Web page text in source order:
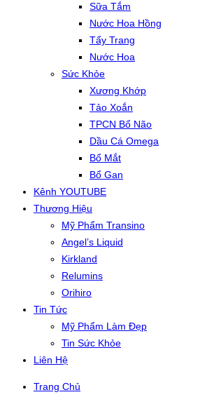
Sữa Tắm
Nước Hoa Hồng
Tẩy Trang
Nước Hoa
Sức Khỏe
Xương Khớp
Tảo Xoắn
TPCN Bổ Não
Dầu Cá Omega
Bổ Mắt
Bổ Gan
Kênh YOUTUBE
Thương Hiệu
Mỹ Phẩm Transino
Angel’s Liquid
Kirkland
Relumins
Orihiro
Tin Tức
Mỹ Phẩm Làm Đẹp
Tin Sức Khỏe
Liên Hệ
Trang Chủ